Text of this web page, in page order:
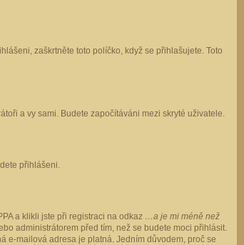
zaškrtněte toto políčko, když se přihlašujete. Toto
a vy sami. Budete započítáváni mezi skryté uživatele.
přihlášeni.
a klikli jste při registraci na odkaz …a je mi méně než
administrátorem před tím, než se budete moci přihlásit.
e-mailová adresa je platná. Jedním důvodem, proč se